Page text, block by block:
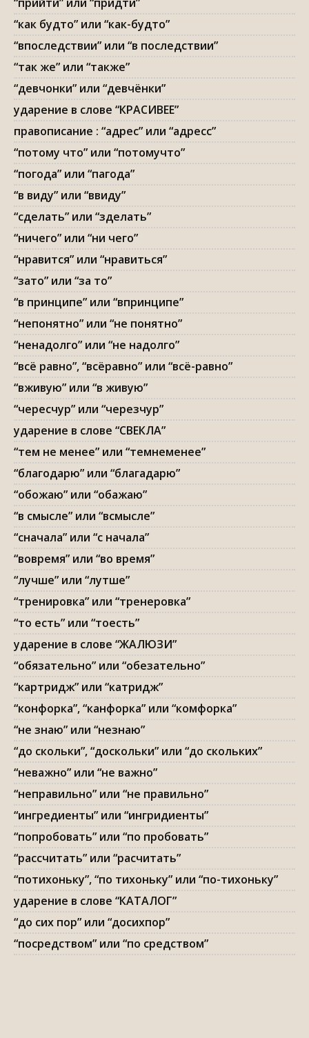
“как будто” или “как-будто”
“впоследствии” или “в последствии”
“так же” или “также”
“девчонки” или “девчёнки”
ударение в слове “КРАСИВЕЕ”
правописание : “адрес” или “адресс”
“потому что” или “потомучто”
“погода” или “пагода”
“в виду” или “ввиду”
“сделать” или “зделать”
“ничего” или “ни чего”
“нравится” или “нравиться”
“зато” или “за то”
“в принципе” или “впринципе”
“непонятно” или “не понятно”
“ненадолго” или “не надолго”
“всё равно”, “всёравно” или “всё-равно”
“вживую” или “в живую”
“чересчур” или “черезчур”
ударение в слове “СВЕКЛА”
“тем не менее” или “темнеменее”
“благодарю” или “благадарю”
“обожаю” или “обажаю”
“в смысле” или “всмысле”
“сначала” или “с начала”
“вовремя” или “во время”
“лучше” или “лутше”
“тренировка” или “тренеровка”
“то есть” или “тоесть”
ударение в слове “ЖАЛЮЗИ”
“обязательно” или “обезательно”
“картридж” или “катридж”
“конфорка”, “канфорка” или “комфорка”
“не знаю” или “незнаю”
“до скольки”, “доскольки” или “до скольких”
“неважно” или “не важно”
“неправильно” или “не правильно”
“ингредиенты” или “ингридиенты”
“попробовать” или “по пробовать”
“рассчитать” или “расчитать”
“потихоньку”, “по тихоньку” или “по-тихоньку”
ударение в слове “КАТАЛОГ”
“до сих пор” или “досихпор”
“посредством” или “по средством”